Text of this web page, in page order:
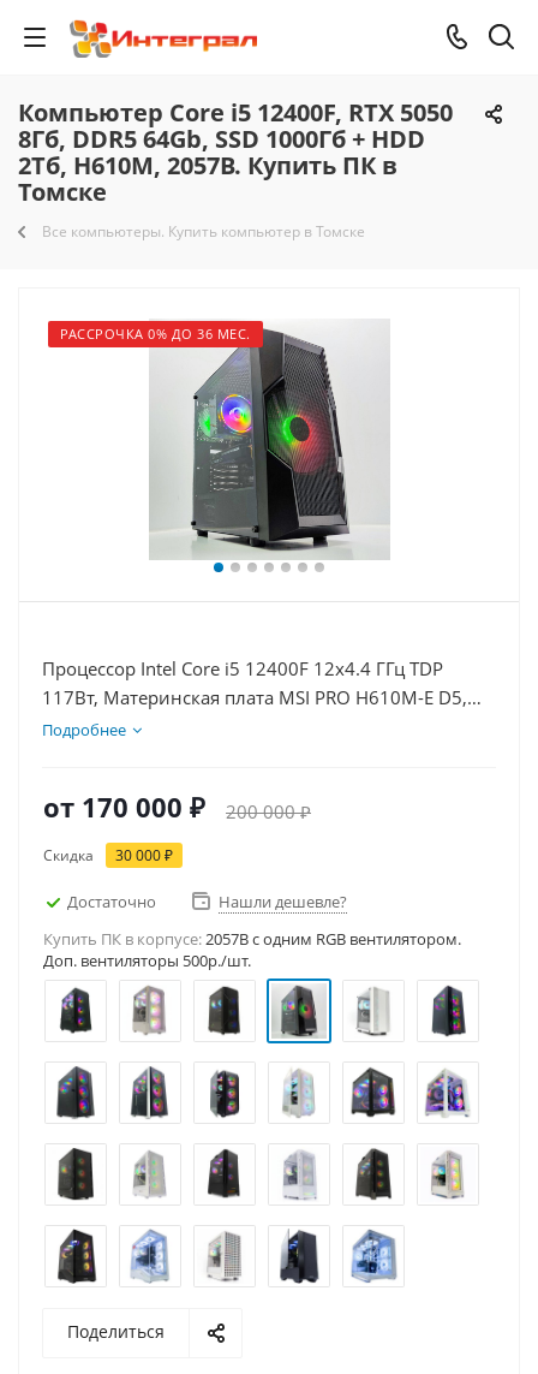
Компьютер Core i5 12400F, RTX 5050
8Гб, DDR5 64Gb, SSD 1000Гб + HDD
2Тб, H610M, 2057B. Купить ПК в
Томске
Все компьютеры. Купить компьютер в Томске
РАССРОЧКА 0% ДО 36 МЕС.
Процессор Intel Core i5 12400F 12x4.4 ГГц TDP
117Вт, Материнская плата MSI PRO H610M-E D5,
Видеокарта RTX 5050 8Гб, Память DDR5 64Gb,
Подробнее
от 170 000 ₽ 200 000 ₽
Скидка 30 000 ₽
Достаточно
Нашли дешевле?
Купить ПК в корпусе:2057B c одним RGB вентилятором.
Доп. вентиляторы 500р./шт.
Поделиться